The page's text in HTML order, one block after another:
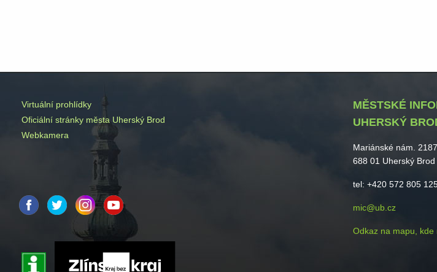
Virtuální prohlídky
Oficiální stránky města Uherský Brod
Webkamera
MĚSTSKÉ
UHERSKÝ
Mariánské nám. 2187
688 01 Uherský Brod
tel: +420 572 805
mic@ub.cz
Odkaz na mapu, kde